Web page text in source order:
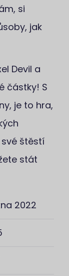
si
jak
Devil a
částky! S
je to hra,
štěstí
stát
2022